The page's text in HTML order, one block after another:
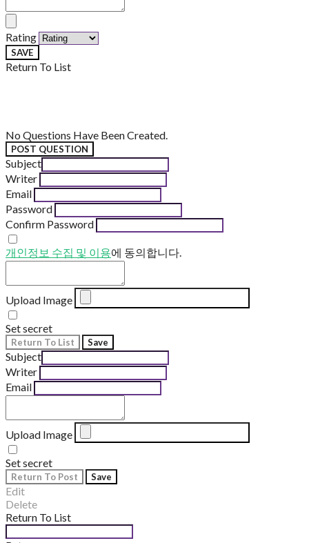
Rating
SAVE
Return To List
No Questions Have Been Created.
POST QUESTION
Subject
Writer
Email
Password
Confirm Password
개인정보 수집 및 이용에 동의합니다.
Upload Image
Set secret
Return To List Save
Subject
Writer
Email
Upload Image
Set secret
Return To Post Save
Edit
Delete
Return To List